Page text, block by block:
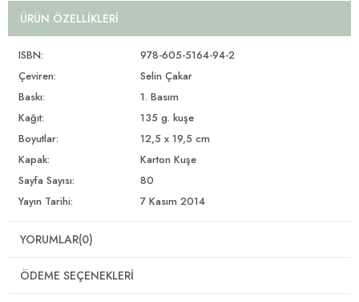
ÜRÜN ÖZELLIKLERI
ISBN:
978-605-5164-94-2
Çeviren:
Selin Çakar
Baskı:
1. Basım
Kağıt:
135 g. kuşe
Boyutlar:
12,5 x 19,5 cm
Kapak:
Karton Kuşe
Sayfa Sayısı:
80
Yayın Tarihi:
7 Kasım 2014
YORUMLAR(0)
ÖDEME SEÇENEKLERI